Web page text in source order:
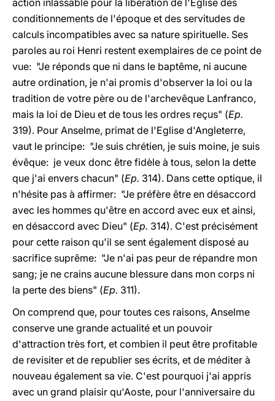
action inlassable pour la libération de l'Eglise des
conditionnements de l'époque et des servitudes de
calculs incompatibles avec sa nature spirituelle. Ses
paroles au roi Henri restent exemplaires de ce point de
vue: "Je réponds que ni dans le baptême, ni aucune
autre ordination, je n'ai promis d'observer la loi ou la
tradition de votre père ou de l'archevêque Lanfranco,
mais la loi de Dieu et de tous les ordres reçus" (Ep.
319). Pour Anselme, primat de l'Eglise d'Angleterre,
vaut le principe: "Je suis chrétien, je suis moine, je suis
évêque: je veux donc être fidèle à tous, selon la dette
que j'ai envers chacun" (Ep. 314). Dans cette optique, il
n'hésite pas à affirmer: "Je préfère être en désaccord
avec les hommes qu'être en accord avec eux et ainsi,
en désaccord avec Dieu" (Ep. 314). C'est précisément
pour cette raison qu'il se sent également disposé au
sacrifice suprême: "Je n'ai pas peur de répandre mon
sang; je ne crains aucune blessure dans mon corps ni
la perte des biens" (Ep. 311).
On comprend que, pour toutes ces raisons, Anselme
conserve une grande actualité et un pouvoir
d'attraction très fort, et combien il peut être profitable
de revisiter et de republier ses écrits, et de méditer à
nouveau également sa vie. C'est pourquoi j'ai appris
avec un grand plaisir qu'Aoste, pour l'anniversaire du